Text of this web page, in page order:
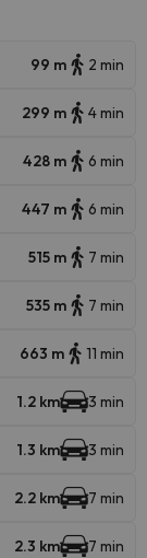
99 m 2 min
299 m 4 min
428 m 6 min
447 m 6 min
515 m 7 min
535 m 7 min
663 m 11 min
1.2 km 3 min
1.3 km 3 min
2.2 km 7 min
2.3 km 7 min